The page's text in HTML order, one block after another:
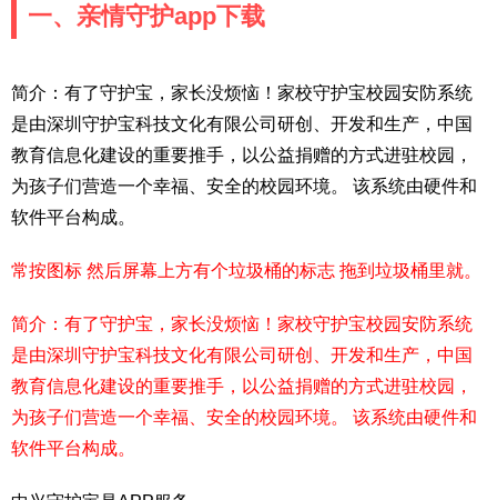
一、亲情守护app下载
简介：有了守护宝，家长没烦恼！家校守护宝校园安防系统
是由深圳守护宝科技文化有限公司研创、开发和生产，中国
教育信息化建设的重要推手，以公益捐赠的方式进驻校园，
为孩子们营造一个幸福、安全的校园环境。 该系统由硬件和
软件平台构成。
常按图标 然后屏幕上方有个垃圾桶的标志 拖到垃圾桶里就。
简介：有了守护宝，家长没烦恼！家校守护宝校园安防系统
是由深圳守护宝科技文化有限公司研创、开发和生产，中国
教育信息化建设的重要推手，以公益捐赠的方式进驻校园，
为孩子们营造一个幸福、安全的校园环境。 该系统由硬件和
软件平台构成。